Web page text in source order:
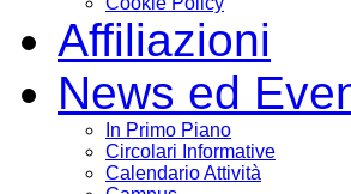
Affiliazioni
News ed
In Primo Piano
Circolari Informative
Calendario Attività